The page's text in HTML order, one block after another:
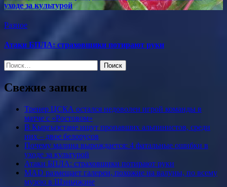
уходе за культурой
Разное
Атаки БПЛА: страховщики потирают руки
Найти:
Свежие записи
Тренер ЦСКА остался недоволен игрой команды в
матче с «Ростовом»
В Кыргызстане ищут пропавших альпинистов, среди
них – двое белорусов
Почему малина вырождается: 4 фатальные ошибки в
уходе за культурой
Атаки БПЛА: страховщики потирают руки
MAD размещает галереи, похожие на валуны, по всему
музею в Шэньчжэне